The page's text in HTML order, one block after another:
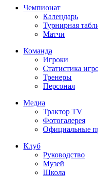
Чемпионат
Календарь
Турнирная
Матчи
Команда
Игроки
Статистика
Тренеры
Персонал
Медиа
Трактор TV
Фотогалерея
Официальные
Клуб
Руководство
Музей
Школа